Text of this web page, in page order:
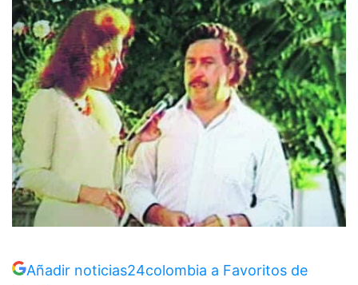
Añadir noticias24colombia a Favoritos de